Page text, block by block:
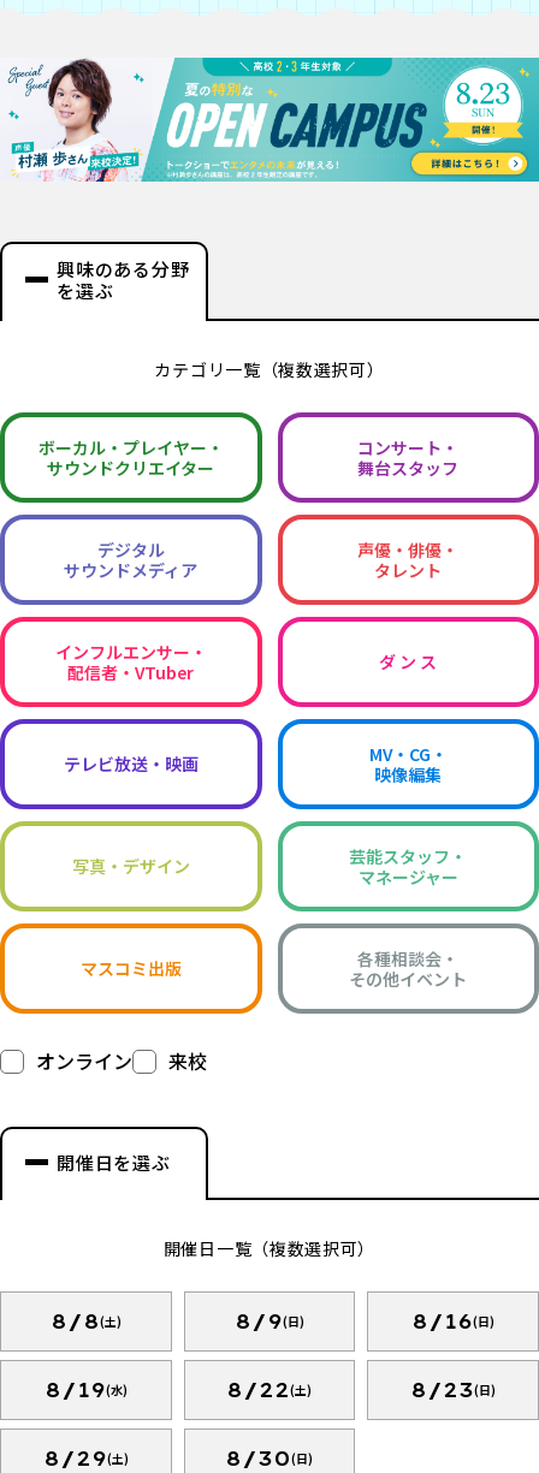
興味のある分野
を選ぶ
カテゴリ一覧（複数選択可）
ボーカル・ プレイヤー・
サウンドクリエイター
コンサート・
舞台スタッフ
デジタル
サウンドメディア
声優・俳優・
タレント
インフルエンサー・
配信者・VTuber
ダ ン ス
テレビ放送・映画
MV・CG・
映像編集
写真・デザイン
芸能スタッフ・
マネージャー
マスコミ出版
各種相談会・
その他イベント
オンライン 来校
開催日を選ぶ
開催日一覧（複数選択可）
8/8(土) 8/9(日) 8/16(日)
8/19(水) 8/22(土) 8/23(日)
8/29(土) 8/30(日)